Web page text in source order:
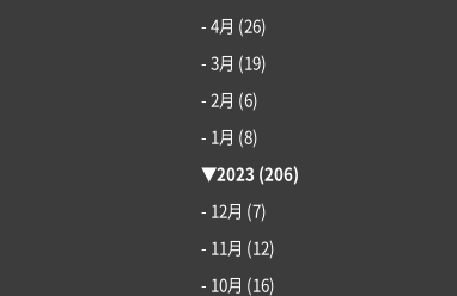
- 4月 (26)
- 3月 (19)
- 2月 (6)
- 1月 (8)
▼2023 (206)
- 12月 (7)
- 11月 (12)
- 10月 (16)